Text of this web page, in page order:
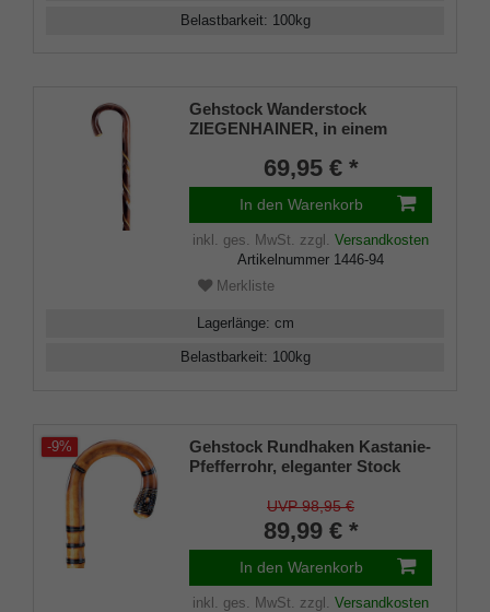
Belastbarkeit: 100kg
Gehstock Wanderstock
ZIEGENHAINER, in einem
Rundhakenstock aus
Kastanienholz,
Schmuckfräsung doppelt
gedreht, inkl. Bergstockspitze
69,95 € *
In den Warenkorb
inkl. ges. MwSt. zzgl. Versandkosten
Artikelnummer 1446-94
Merkliste
Lagerlänge: cm
Belastbarkeit: 100kg
-9%
Gehstock Rundhaken Kastanie-
Pfefferrohr, eleganter Stock
in einem Stück gebogen,
aufwändiger Wulstenschliff
und Pfefferrohrwurzel-
Imitation,leicht geflammt und
seidenmatt klarlackiert, inklusiv
Gummipuffer.
UVP 98,95 €
89,99 € *
In den Warenkorb
inkl. ges. MwSt. zzgl. Versandkosten